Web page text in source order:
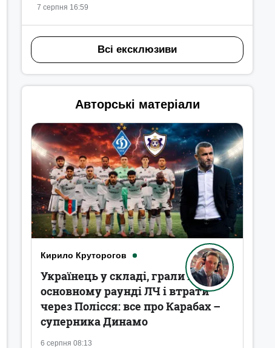
7 серпня 16:59
Всі ексклюзиви
Авторські матеріали
Кирило Круторогов
6 серпня 08:13
Українець у складі, грали в
основному раунді ЛЧ і втрати
через Полісся: все про Карабах –
суперника Динамо